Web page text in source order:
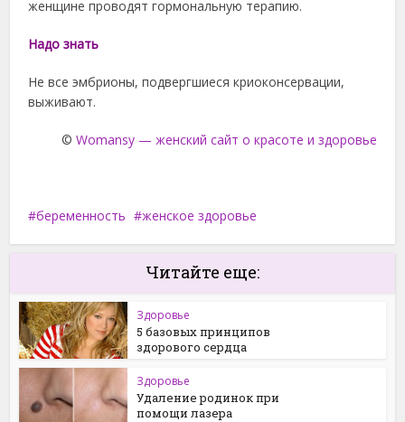
женщине проводят гормональную терапию.
Надо знать
Не все эмбрионы, подвергшиеся криоконсервации,
выживают.
© Womansy — женский сайт о красоте и здоровье
беременность женское здоровье
Читайте еще:
Здоровье
5 базовых принципов
здорового сердца
Здоровье
Удаление родинок при
помощи лазера